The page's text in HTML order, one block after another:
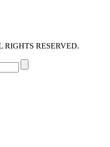
RESERVED.